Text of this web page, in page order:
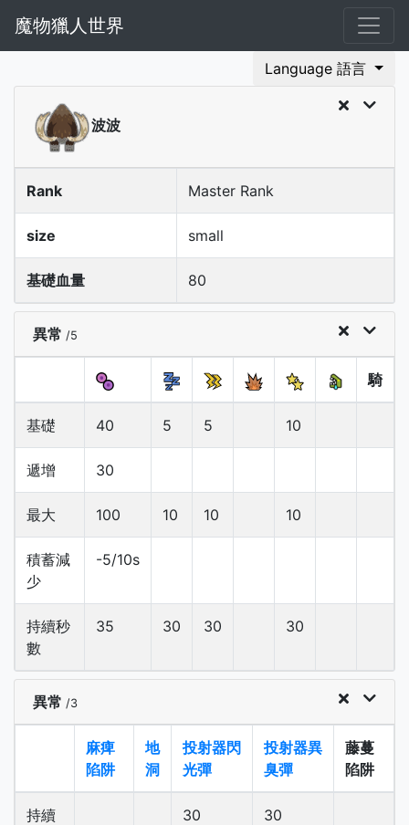
魔物獵人世界
Language 語言
波波
Rank Master Rank
size small
基礎血量 80
異常 /5
騎
基礎 40 5 5 10
遞增 30
最大 100 10 10 10
積蓄減
少
-5/10s
持續秒
數
35 30 30 30
異常 /3
麻痺
陷阱
地
洞
投射器閃
光彈
投射器異
臭彈
藤蔓
陷阱
持續
30 30